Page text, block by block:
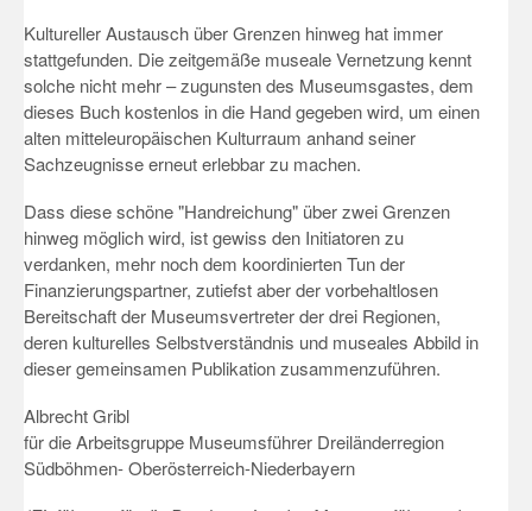
Kultureller Austausch über Grenzen hinweg hat immer
stattgefunden. Die zeitgemäße museale Vernetzung kennt
solche nicht mehr – zugunsten des Museumsgastes, dem
dieses Buch kostenlos in die Hand gegeben wird, um einen
alten mitteleuropäischen Kulturraum anhand seiner
Sachzeugnisse erneut erlebbar zu machen.
Dass diese schöne "Handreichung" über zwei Grenzen
hinweg möglich wird, ist gewiss den Initiatoren zu
verdanken, mehr noch dem koordinierten Tun der
Finanzierungspartner, zutiefst aber der vorbehaltlosen
Bereitschaft der Museumsvertreter der drei Regionen,
deren kulturelles Selbstverständnis und museales Abbild in
dieser gemeinsamen Publikation zusammenzuführen.
Albrecht Gribl
für die Arbeitsgruppe Museumsführer Dreiländerregion
Südböhmen- Oberösterreich-Niederbayern